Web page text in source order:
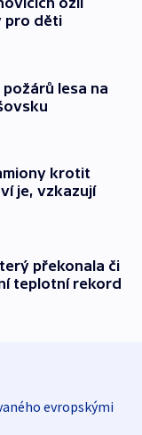
pro děti
lesa na
krotit
je, vzkazují
překonala či
teplotní rekord
evropskými